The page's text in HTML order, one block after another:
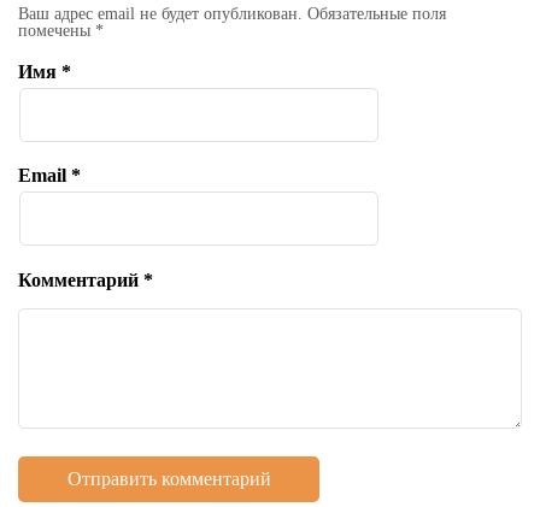
Ваш адрес email не будет опубликован. Обязательные поля
помечены *
Имя *
Email *
Комментарий *